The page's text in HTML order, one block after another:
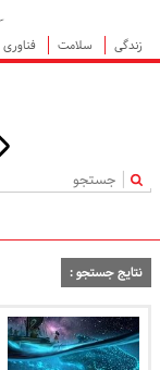
زندگی
سلامت فناوری
|
نتایج جستجو :